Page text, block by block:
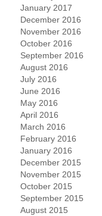
January 2017
December 2016
November 2016
October 2016
September 2016
August 2016
July 2016
June 2016
May 2016
April 2016
March 2016
February 2016
January 2016
December 2015
November 2015
October 2015
September 2015
August 2015